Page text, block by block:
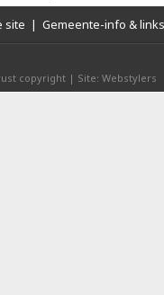
site | Gemeente-info & links
copyright | Site: Webstylers